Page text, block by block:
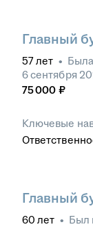
Главный
57лет • Была
6 сентября
75 000 ₽
Ключевые
Главный
60 лет • Был